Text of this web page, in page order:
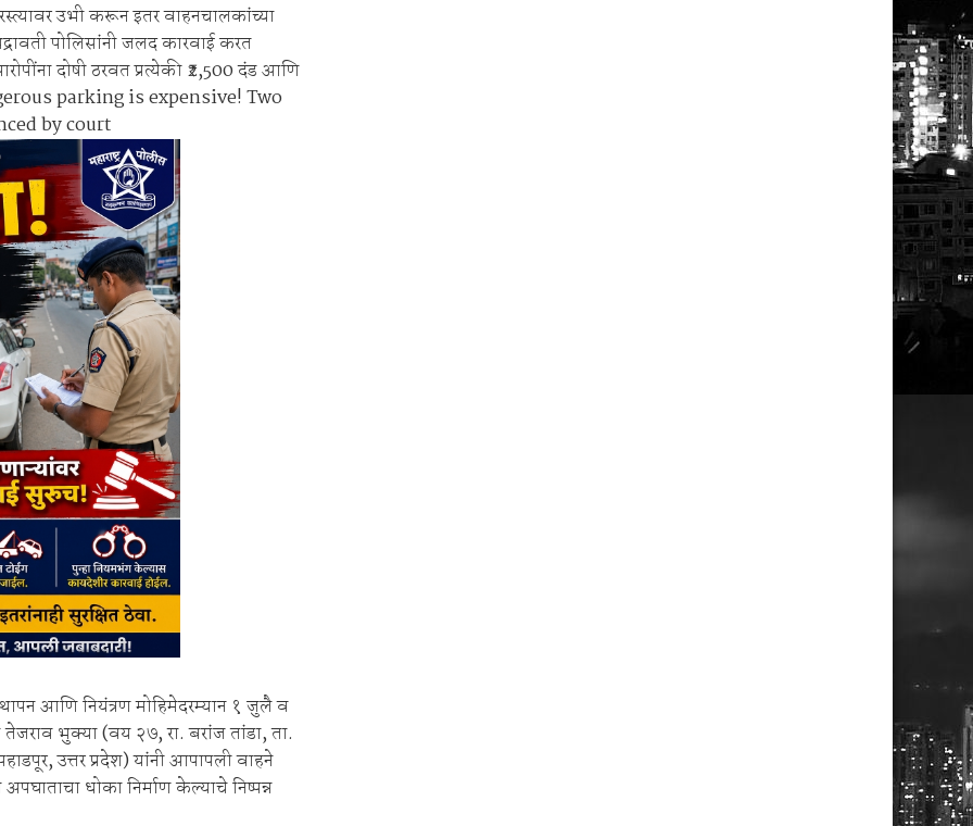
ताब्यात, पालकांना समज देऊन वाहने सुपूर्द
उभी करून इतर वाहनचालकांच्या
पोलिसांनी जलद कारवाई करत
दोषी ठरवत प्रत्येकी ₹2,500 दंड आणि
parking is expensive! Two
by court
आणि नियंत्रण मोहिमेदरम्यान १ जुलै व
भुक्या (वय २७, रा. बरांज तांडा, ता.
उत्तर प्रदेश) यांनी आपापली वाहने
धोका निर्माण केल्याचे निष्पन्न